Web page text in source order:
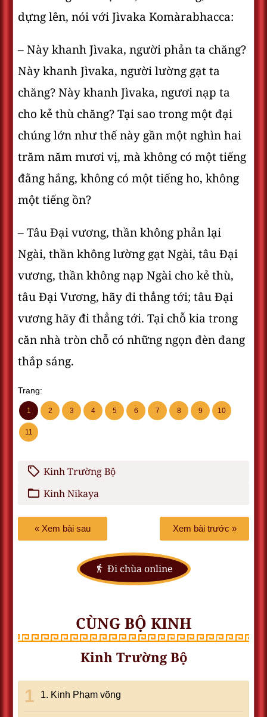
dựng lên, nói với Jìvaka Komàrabhacca:
– Này khanh Jìvaka, người phản ta chăng?
Này khanh Jìvaka, người lường gạt ta
chăng? Này khanh Jìvaka, ngươi nạp ta
cho kẻ thù chăng? Tại sao trong một đại
chúng lớn như thế này gần một nghìn hai
trăm năm mươi vị, mà không có một tiếng
đằng hắng, không có một tiếng ho, không
một tiếng ồn?
– Tâu Ðại vương, thần không phản lại
Ngài, thần không lường gạt Ngài, tâu Ðại
vương, thần không nạp Ngài cho kẻ thù,
tâu Ðại Vương, hãy đi thẳng tới; tâu Ðại
vương hãy đi thẳng tới. Tại chỗ kia trong
căn nhà tròn chỗ có những ngọn đèn đang
thắp sáng.
Trang:
1 2 3 4 5 6 7 8 9 10
11
Kinh Trường Bộ
Kinh Nikaya
« Xem bài sau Xem bài trước »
Đi chùa online
CÙNG BỘ KINH
Kinh Trường Bộ
1. Kinh Phạm võng